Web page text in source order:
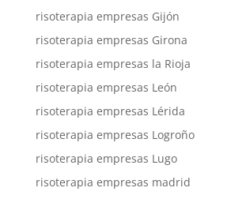
risoterapia empresas Gijón
risoterapia empresas Girona
risoterapia empresas la Rioja
risoterapia empresas León
risoterapia empresas Lérida
risoterapia empresas Logroño
risoterapia empresas Lugo
risoterapia empresas madrid